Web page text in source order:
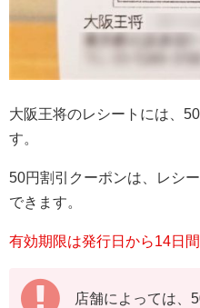
大阪王将のレシートには、
す。
50円割引クーポンは、レシ
できます。
有効期限は発行日から14日間
店舗によっては、